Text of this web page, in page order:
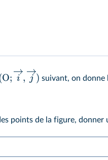
O; i , j ) suivant, on donne
points de la figure, donner